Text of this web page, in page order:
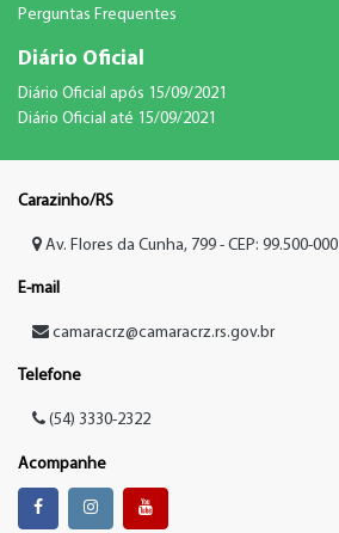
Perguntas Frequentes
Diário Oficial
Diário Oficial após 15/09/2021
Diário Oficial até 15/09/2021
Carazinho/RS
Av. Flores da Cunha, 799 - CEP: 99.500-000
E-mail
camaracrz@camaracrz.rs.gov.br
Telefone
(54) 3330-2322
Acompanhe